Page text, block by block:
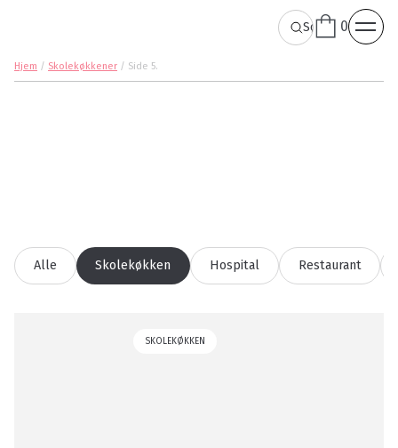
0
Hjem / Skolekøkkener / Side 5.
Alle Skolekøkken Hospital Restaurant
SKOLEKØKKEN